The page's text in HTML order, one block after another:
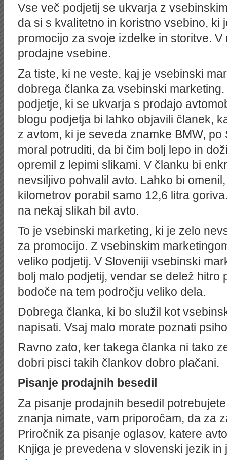
Vse več podjetij se ukvarja z
da si s kvalitetno in koristno vsebino, ki
promocijo za svoje izdelke in storitve.
prodajne vsebine.
Za tiste, ki ne veste, kaj je vsebinski
dobrega članka za vsebinski
podjetje, ki se ukvarja s prodajo
blogu podjetja bi lahko objavili članek,
z avtom, ki je seveda znamke BMW,
moral potruditi, da bi čim bolj lepo in
opremil z lepimi slikami. V članku bi
nevsiljivo pohvalil avto. Lahko bi
kilometrov porabil samo 12,6 litra
na nekaj slikah bil avto.
To je vsebinski marketing, ki je zelo
za promocijo. Z vsebinskim
veliko podjetij. V Sloveniji vsebinski
bolj malo podjetij, vendar se delež hitro
bodoče na tem področju veliko dela.
Dobrega članka, ki bo služil kot
napisati. Vsaj malo morate poznati
Ravno zato, ker takega članka ni tako
dobri pisci takih člankov dobro plačani.
Pisanje prodajnih besedil
Za pisanje prodajnih besedil
znanja nimate, vam priporočam, da za
Priročnik za pisanje oglasov, katere
Knjiga je prevedena v slovenski jezik